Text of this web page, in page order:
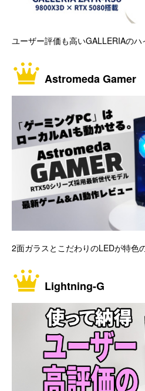
ユーザー評価も高いGALLERIAのハ
Astromeda Gamer
2面ガラスとこだわりのLEDが特色
Lightning-G